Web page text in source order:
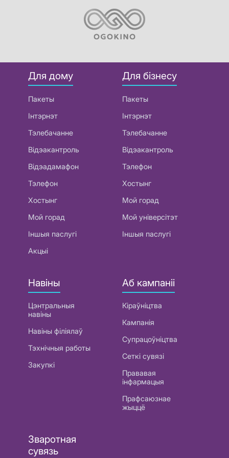
Для дому
Пакеты
Інтэрнэт
Тэлебачанне
Відэакантроль
Відэадамафон
Тэлефон
Хостынг
Мой горад
Іншыя паслугі
Акцыі
Для бізнесу
Пакеты
Інтэрнэт
Тэлебачанне
Відэакантроль
Тэлефон
Хостынг
Мой горад
Мой універсітэт
Іншыя паслугі
Навіны
Цэнтральныя
навіны
Навіны філіялаў
Тэхнічныя работы
Закупкі
Аб кампаніі
Кіраўніцтва
Кампанія
Супрацоўніцтва
Сеткі сувязі
Прававая
інфармацыя
Прафсаюзнае
жыццё
Зваротная
сувязь